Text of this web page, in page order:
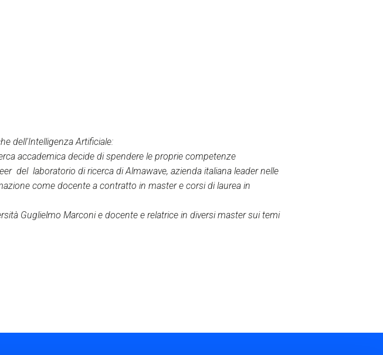
dell'Intelligenza Artificiale:
accademica decide di spendere le proprie competenze
del laboratorio di ricerca di Almawave, azienda italiana leader nelle
come docente a contratto in master e corsi di laurea in
Guglielmo Marconi e docente e relatrice in diversi master sui temi